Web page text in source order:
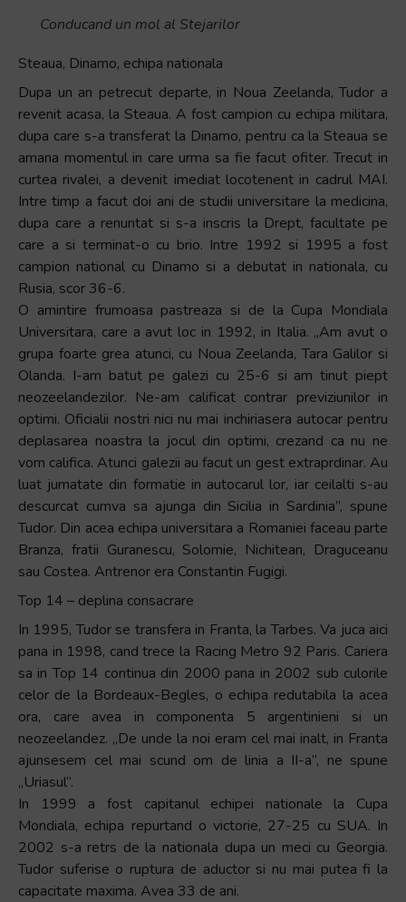
Conducand un mol al Stejarilor
Steaua, Dinamo, echipa nationala
Dupa un an petrecut departe, in Noua Zeelanda, Tudor a
revenit acasa, la Steaua. A fost campion cu echipa militara,
dupa care s-a transferat la Dinamo, pentru ca la Steaua se
amana momentul in care urma sa fie facut ofiter. Trecut in
curtea rivalei, a devenit imediat locotenent in cadrul MAI.
Intre timp a facut doi ani de studii universitare la medicina,
dupa care a renuntat si s-a inscris la Drept, facultate pe
care a si terminat-o cu brio. Intre 1992 si 1995 a fost
campion national cu Dinamo si a debutat in nationala, cu
Rusia, scor 36-6.
O amintire frumoasa pastreaza si de la Cupa Mondiala
Universitara, care a avut loc in 1992, in Italia. „Am avut o
grupa foarte grea atunci, cu Noua Zeelanda, Tara Galilor si
Olanda. I-am batut pe galezi cu 25-6 si am tinut piept
neozeelandezilor. Ne-am calificat contrar previziunilor in
optimi. Oficialii nostri nici nu mai inchiriasera autocar pentru
deplasarea noastra la jocul din optimi, crezand ca nu ne
vom califica. Atunci galezii au facut un gest extraprdinar. Au
luat jumatate din formatie in autocarul lor, iar ceilalti s-au
descurcat cumva sa ajunga din Sicilia in Sardinia”, spune
Tudor. Din acea echipa universitara a Romaniei faceau parte
Branza, fratii Guranescu, Solomie, Nichitean, Draguceanu
sau Costea. Antrenor era Constantin Fugigi.
Top 14 – deplina consacrare
In 1995, Tudor se transfera in Franta, la Tarbes. Va juca aici
pana in 1998, cand trece la Racing Metro 92 Paris. Cariera
sa in Top 14 continua din 2000 pana in 2002 sub culorile
celor de la Bordeaux-Begles, o echipa redutabila la acea
ora, care avea in componenta 5 argentinieni si un
neozeelandez. „De unde la noi eram cel mai inalt, in Franta
ajunsesem cel mai scund om de linia a II-a”, ne spune
„Uriasul”.
In 1999 a fost capitanul echipei nationale la Cupa
Mondiala, echipa repurtand o victorie, 27-25 cu SUA. In
2002 s-a retrs de la nationala dupa un meci cu Georgia.
Tudor suferise o ruptura de aductor si nu mai putea fi la
capacitate maxima. Avea 33 de ani.